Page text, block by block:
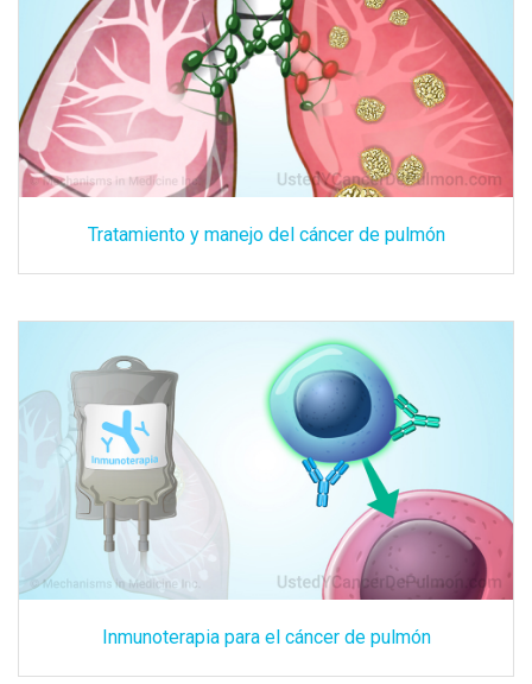
Tratamiento y manejo del cáncer de pulmón
Inmunoterapia para el cáncer de pulmón